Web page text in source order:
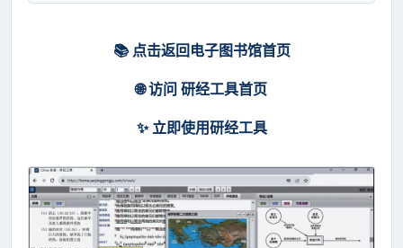
📚 点击返回电子图书馆首页
🌐 访问 研经工具首页
✨ 立即使用研经工具